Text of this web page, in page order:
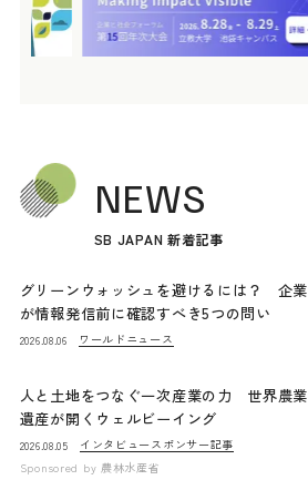
NEWS
SB JAPAN 新着記事
グリーンウォッシュを避けるには？ 企業
が情報発信前に確認すべき5つの問い
2026.08.06 ワールドニュース
人と土地をつなぐ一次産業の力 世界農業
遺産が開くウェルビーイング
2026.08.05 インタビュー スポンサー記事
Sponsored by 農林水産省